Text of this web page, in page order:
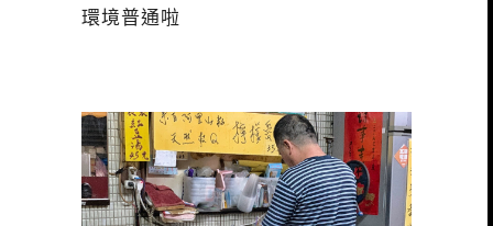
環境普通啦